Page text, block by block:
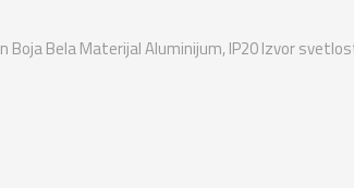
Bela Materijal Aluminijum, IP20 Izvor